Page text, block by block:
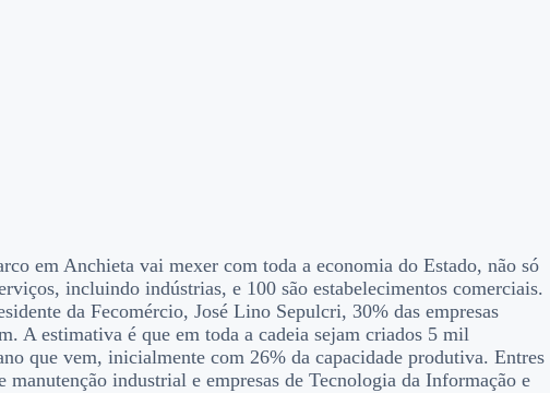
em Anchieta vai mexer com toda a economia do Estado, não só
incluindo indústrias, e 100 são estabelecimentos comerciais.
da Fecomércio, José Lino Sepulcri, 30% das empresas
A estimativa é que em toda a cadeia sejam criados 5 mil
que vem, inicialmente com 26% da capacidade produtiva. Entres
industrial e empresas de Tecnologia da Informação e